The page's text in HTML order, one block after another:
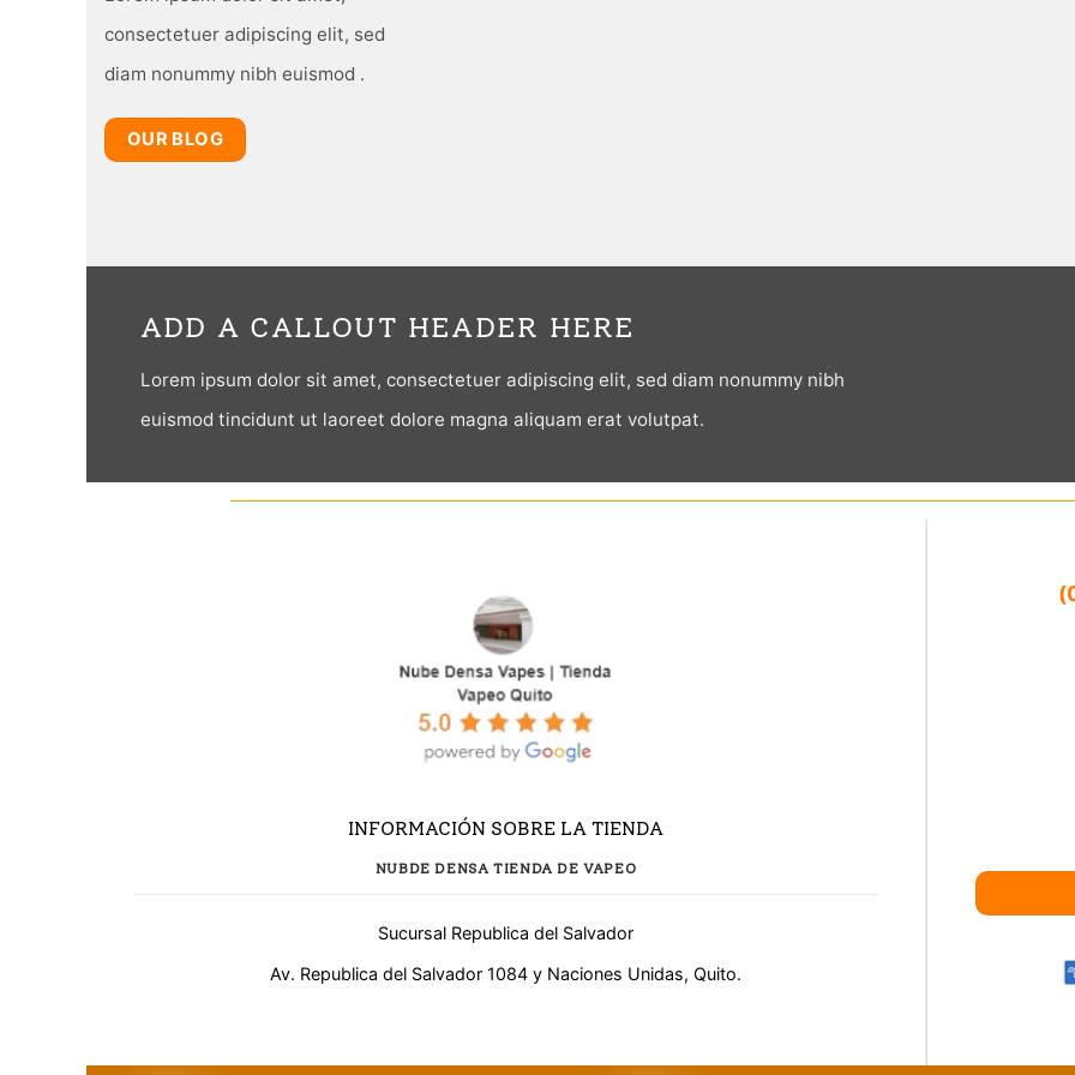
consectetuer adipiscing elit, sed
diam nonummy nibh euismod .
OUR BLOG
ADD A CALLOUT HEADER HERE
Lorem ipsum dolor sit amet, consectetuer adipiscing elit, sed diam nonummy nibh
euismod tincidunt ut laoreet dolore magna aliquam erat volutpat.
INFORMACIÓN SOBRE LA TIENDA
NUBDE DENSA TIENDA DE VAPEO
Sucursal Republica del Salvador
Av. Republica del Salvador 1084 y Naciones Unidas, Quito.